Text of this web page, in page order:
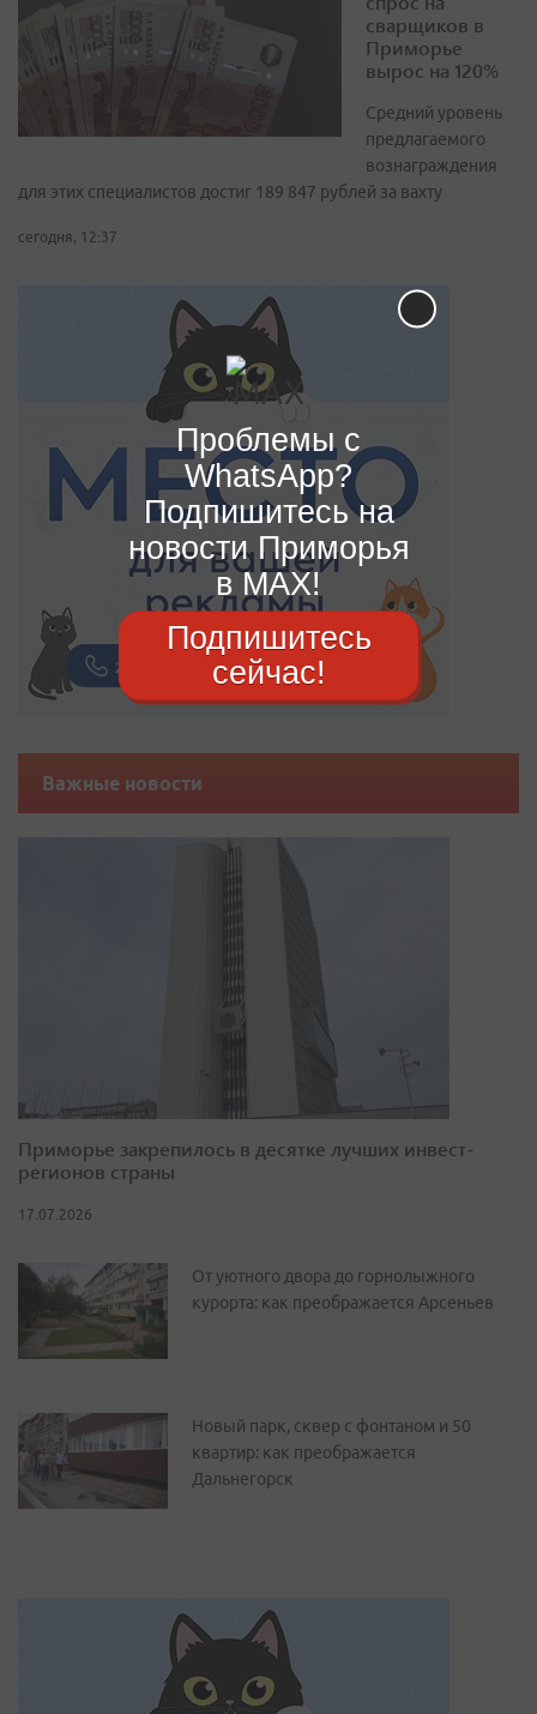
сварщиков в
Приморье
вырос на 120%
Средний уровень
предлагаемого
вознаграждения
для этих специалистов достиг 189 847 рублей за вахту
сегодня, 12:37
Важные новости
Приморье закрепилось в десятке лучших инвест-
регионов страны
17.07.2026
От уютного двора до горнолыжного
курорта: как преображается Арсеньев
Новый парк, сквер с фонтаном и 50
квартир: как преображается
Дальнегорск
Проблемы с
WhatsApp?
Подпишитесь на
новости Приморья
в MAX!
Подпишитесь
сейчас!